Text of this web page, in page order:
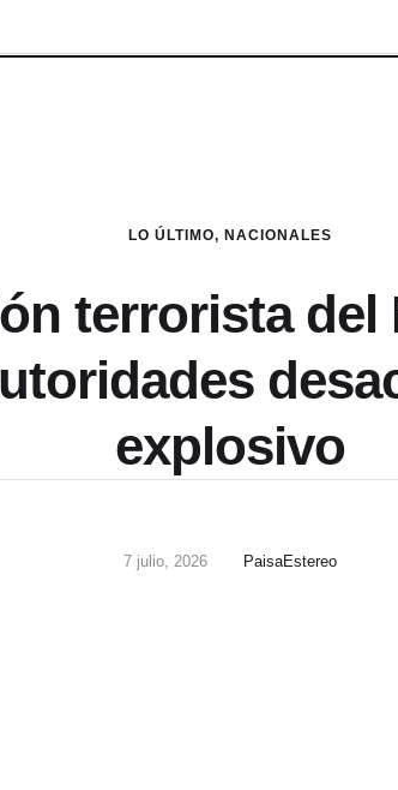
LO ÚLTIMO, NACIONALES
terrorista del
explosivo
7 julio, 2026 PaisaEstereo